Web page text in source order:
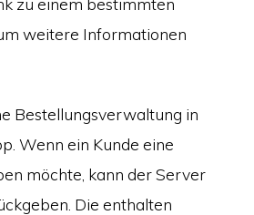
weitere Informationen
Bestellungsverwaltung in
Wenn ein Kunde eine
möchte, kann der Server
Die enthalten